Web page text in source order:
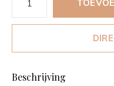
Beschrijving